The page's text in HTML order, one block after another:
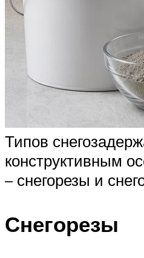
Типов
конструктивным
– снегорезы и
Снегорезы